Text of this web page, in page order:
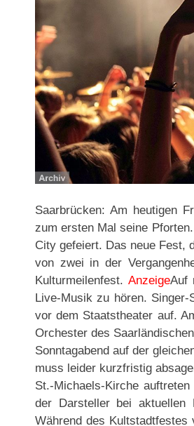
Saarbrücken: Am heutigen
zum ersten Mal seine
City gefeiert. Das neue Fest,
von zwei in der
Kulturmeilenfest. AnzeigeAuf
Live-Musik zu hören.
vor dem Staatstheater auf.
Orchester des
Sonntagabend auf der
muss leider kurzfristig
St.-Michaels-Kirche
der Darsteller bei aktuellen
Während des